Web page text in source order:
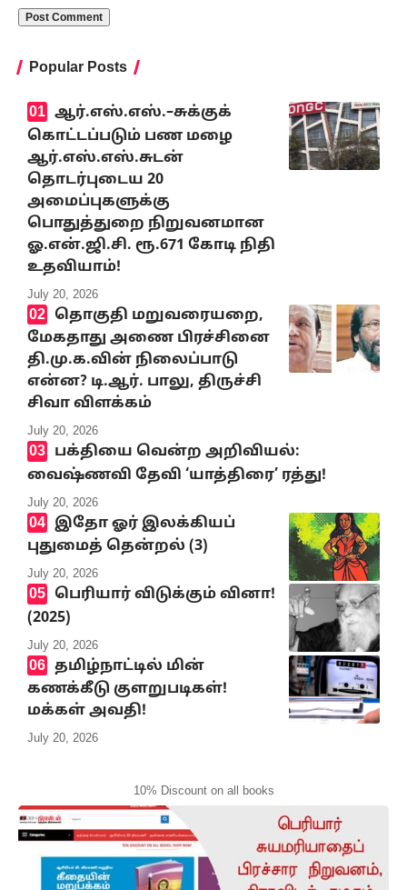
Popular Posts
ஆர்.எஸ்.எஸ்.–சுக்குக்
கொட்டப்படும் பண மழை
ஆர்.எஸ்.எஸ்.சுடன்
தொடர்புடைய 20
அமைப்புகளுக்கு
பொதுத்துறை நிறுவனமான
ஓ.என்.ஜி.சி. ரூ.671 கோடி நிதி
உதவியாம்!
July 20, 2026
தொகுதி மறுவரையறை,
மேகதாது அணை பிரச்சினை
தி.மு.க.வின் நிலைப்பாடு
என்ன? டி.ஆர். பாலு, திருச்சி
சிவா விளக்கம்
July 20, 2026
பக்தியை வென்ற அறிவியல்:
வைஷ்ணவி தேவி ‘யாத்திரை’ ரத்து!
July 20, 2026
இதோ ஓர் இலக்கியப்
புதுமைத் தென்றல் (3)
July 20, 2026
பெரியார் விடுக்கும் வினா!
(2025)
July 20, 2026
தமிழ்நாட்டில் மின்
கணக்கீடு குளறுபடிகள்!
மக்கள் அவதி!
July 20, 2026
10% Discount on all books